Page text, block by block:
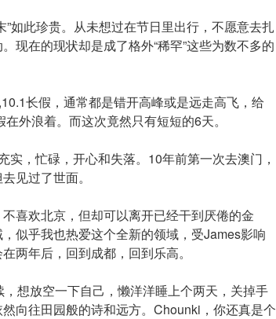
”如此珍贵。从未想过在节日里出行，不愿意去扎
现在的现状却是成了格外“稀罕”这些为数不多的
长假，通常都是错开高峰或是远走高飞，给
外浪着。而这次竟然只有短短的6天。
实，忙碌，开心和失落。10年前第一次去澳门，
见过了世面。
喜欢北京，但却可以离开已经干到厌倦的金
似乎我也热爱这个全新的领域，受James影响
两年后，回到成都，回到乐高。
想放空一下自己，懒洋洋睡上个两天，关掉手
向往田园般的诗和远方。Chounki，你还真是个